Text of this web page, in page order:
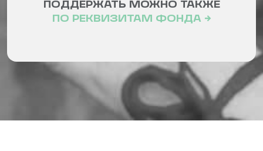
ПОДДЕРЖАТЬ МОЖНО ТАКЖЕ
ПО РЕКВИЗИТАМ ФОНДА →